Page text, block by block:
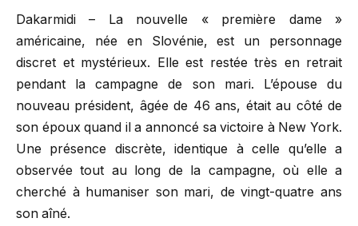
Dakarmidi – La nouvelle « première dame »
américaine, née en Slovénie, est un personnage
discret et mystérieux. Elle est restée très en retrait
pendant la campagne de son mari. L’épouse du
nouveau président, âgée de 46 ans, était au côté de
son époux quand il a annoncé sa victoire à New York.
Une présence discrète, identique à celle qu’elle a
observée tout au long de la campagne, où elle a
cherché à humaniser son mari, de vingt-quatre ans
son aîné.